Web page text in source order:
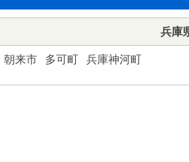
兵庫
朝来市 多可町 兵庫神河町